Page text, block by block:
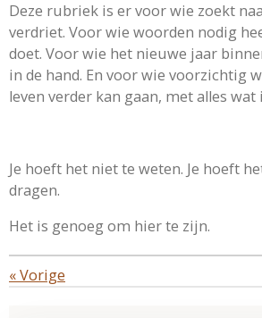
Deze rubriek is er voor wie zoekt
verdriet. Voor wie woorden nodig
doet. Voor wie het nieuwe jaar
in de hand. En voor wie voorzichtig
leven verder kan gaan, met alles wat
Je hoeft het niet te weten. Je hoeft
dragen.
Het is genoeg om hier te zijn.
«Vorige